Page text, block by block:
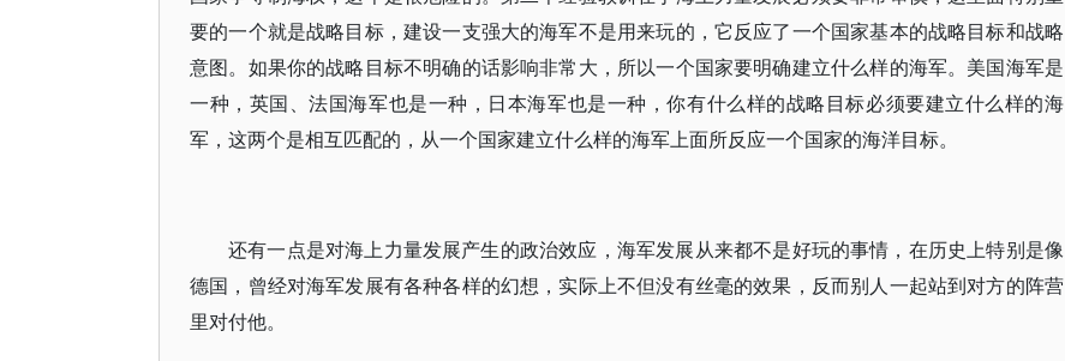
要的一个就是战略目标，建设一支强大的海军不是用来玩的，它反应了一个国家基本的战略目标和战略
意图。如果你的战略目标不明确的话影响非常大，所以一个国家要明确建立什么样的海军。美国海军是
一种，英国、法国海军也是一种，日本海军也是一种，你有什么样的战略目标必须要建立什么样的海
军，这两个是相互匹配的，从一个国家建立什么样的海军上面所反应一个国家的海洋目标。
还有一点是对海上力量发展产生的政治效应，海军发展从来都不是好玩的事情，在历史上特别是像
德国，曾经对海军发展有各种各样的幻想，实际上不但没有丝毫的效果，反而别人一起站到对方的阵营
里对付他。